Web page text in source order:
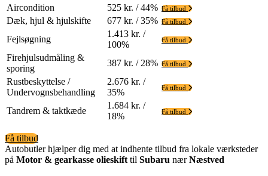
Aircondition
525 kr. / 44% Få tilbud
Dæk, hjul & hjulskifte 677 kr. / 35% Få tilbud
Fejlsøgning
1.413 kr. /
100%
Få tilbud
Firehjulsudmåling &
sporing
387 kr. / 28% Få tilbud
Rustbeskyttelse /
Undervognsbehandling
2.676 kr. /
35%
Få tilbud
Tandrem & taktkæde
1.684 kr. /
18%
Få tilbud
Få tilbud
Autobutler hjælper dig med at indhente tilbud fra lokale værksteder
på Motor & gearkasse olieskift til Subaru nærNæstved